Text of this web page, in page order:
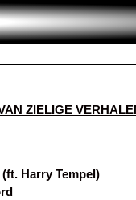
ZIELIGE
Harry Tempel)